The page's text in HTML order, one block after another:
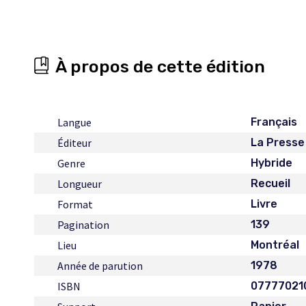
À propos de cette édition
Langue Français
Éditeur La Presse
Genre Hybride
Longueur Recueil
Format Livre
Pagination 139
Lieu Montréal
Année de parution 1978
ISBN